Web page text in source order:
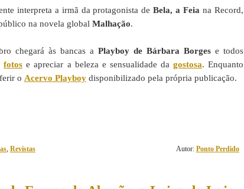
interpreta a irmã da protagonista deBela, a Feia na Record,
na novela global Malhação.
chegará às bancas a Playboy de Bárbara Borges e todos
fotos e apreciar a beleza e sensualidade da gostosa. Enquanto
o Acervo Playboy disponibilizado pela própria publicação.
, Revistas Autor: Ponto Perdido